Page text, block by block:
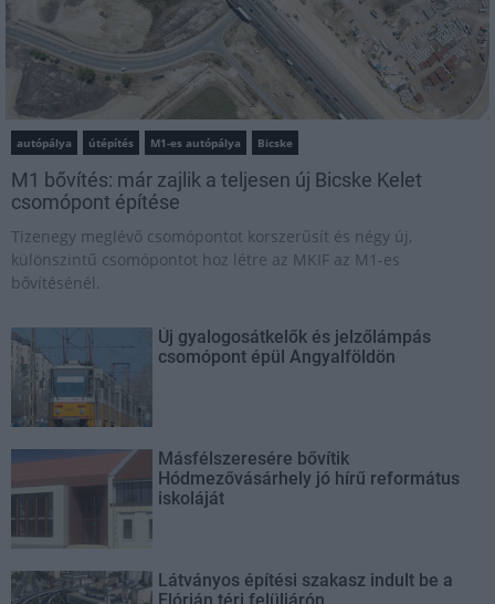
autópálya útépítés M1-es autópálya Bicske
M1 bővítés: már zajlik a teljesen új Bicske Kelet
csomópont építése
Tizenegy meglévő csomópontot korszerűsít és négy új,
különszintű csomópontot hoz létre az MKIF az M1-es
bővítésénél.
Új gyalogosátkelők és jelzőlámpás
csomópont épül Angyalföldön
Másfélszeresére bővítik
Hódmezővásárhely jó hírű református
iskoláját
Látványos építési szakasz indult be a
Flórián téri felüljárón